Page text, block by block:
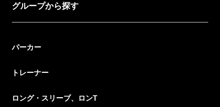
グループから探す
パーカー
トレーナー
ロング・スリーブ、ロンT